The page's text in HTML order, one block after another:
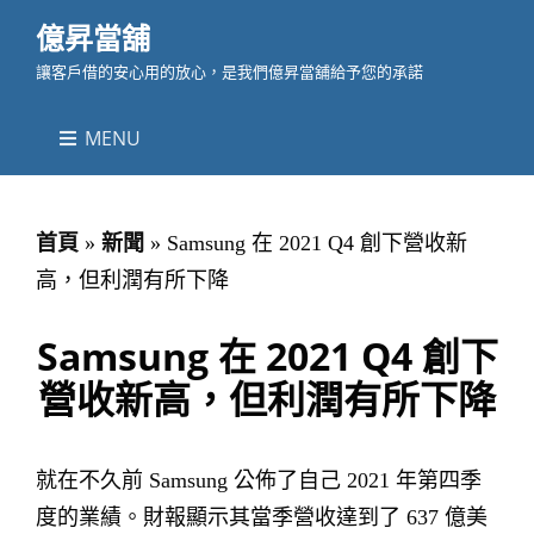
億昇當舖
讓客戶借的安心用的放心，是我們億昇當舖給予您的承諾
MENU
首頁 » 新聞 » Samsung 在 2021 Q4 創下營收新
高，但利潤有所下降
Samsung 在 2021 Q4 創下
營收新高，但利潤有所下降
就在不久前 Samsung 公佈了自己 2021 年第四季
度的業績。財報顯示其當季營收達到了 637 億美